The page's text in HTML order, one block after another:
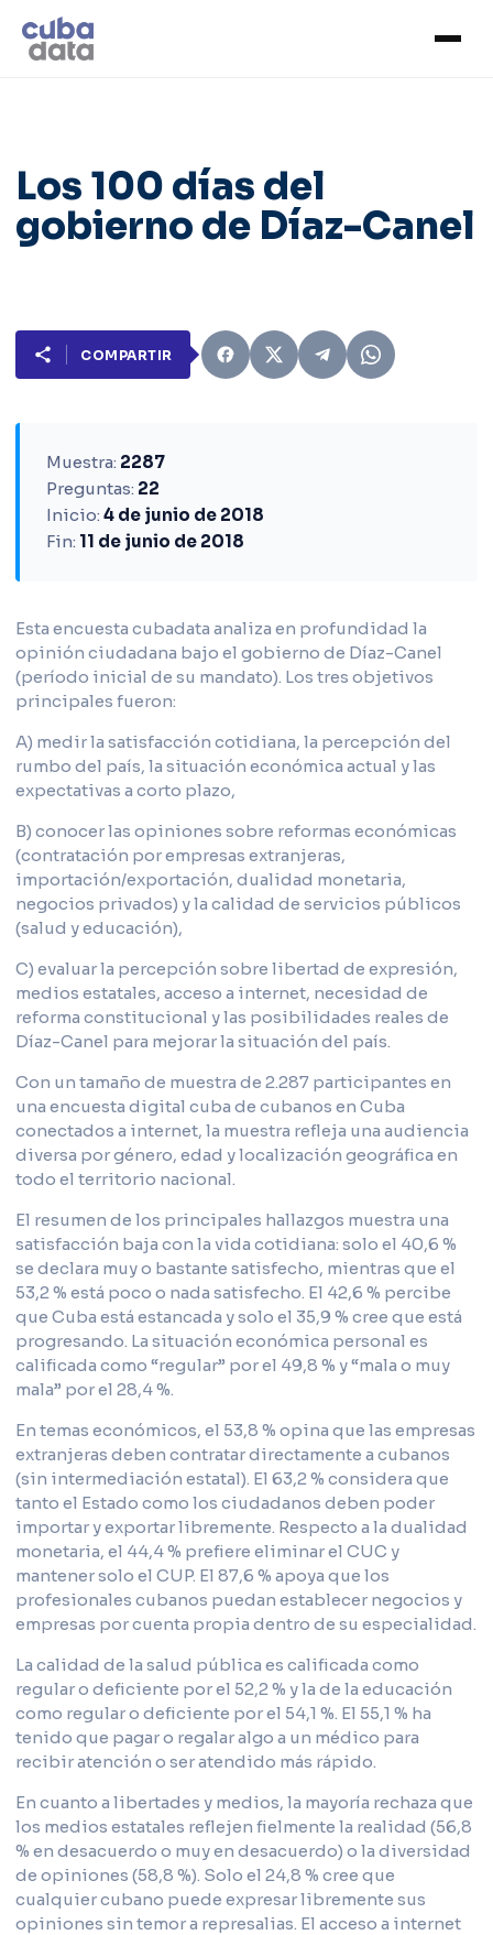
Los 100 días del
gobierno de Díaz-Canel
COMPARTIR
Muestra: 2287
Preguntas: 22
Inicio: 4 de junio de 2018
Fin: 11 de junio de 2018
Esta encuesta cubadata analiza en profundidad la
opinión ciudadana bajo el gobierno de Díaz-Canel
(período inicial de su mandato). Los tres objetivos
principales fueron:
A) medir la satisfacción cotidiana, la percepción del
rumbo del país, la situación económica actual y las
expectativas a corto plazo,
B) conocer las opiniones sobre reformas económicas
(contratación por empresas extranjeras,
importación/exportación, dualidad monetaria,
negocios privados) y la calidad de servicios públicos
(salud y educación),
C) evaluar la percepción sobre libertad de expresión,
medios estatales, acceso a internet, necesidad de
reforma constitucional y las posibilidades reales de
Díaz-Canel para mejorar la situación del país.
Con un tamaño de muestra de 2.287 participantes en
una encuesta digital cuba de cubanos en Cuba
conectados a internet, la muestra refleja una audiencia
diversa por género, edad y localización geográfica en
todo el territorio nacional.
El resumen de los principales hallazgos muestra una
satisfacción baja con la vida cotidiana: solo el 40,6 %
se declara muy o bastante satisfecho, mientras que el
53,2 % está poco o nada satisfecho. El 42,6 % percibe
que Cuba está estancada y solo el 35,9 % cree que está
progresando. La situación económica personal es
calificada como “regular” por el 49,8 % y “mala o muy
mala” por el 28,4 %.
En temas económicos, el 53,8 % opina que las empresas
extranjeras deben contratar directamente a cubanos
(sin intermediación estatal). El 63,2 % considera que
tanto el Estado como los ciudadanos deben poder
importar y exportar libremente. Respecto a la dualidad
monetaria, el 44,4 % prefiere eliminar el CUC y
mantener solo el CUP. El 87,6 % apoya que los
profesionales cubanos puedan establecer negocios y
empresas por cuenta propia dentro de su especialidad.
La calidad de la salud pública es calificada como
regular o deficiente por el 52,2 % y la de la educación
como regular o deficiente por el 54,1 %. El 55,1 % ha
tenido que pagar o regalar algo a un médico para
recibir atención o ser atendido más rápido.
En cuanto a libertades y medios, la mayoría rechaza que
los medios estatales reflejen fielmente la realidad (56,8
% en desacuerdo o muy en desacuerdo) o la diversidad
de opiniones (58,8 %). Solo el 24,8 % cree que
cualquier cubano puede expresar libremente sus
opiniones sin temor a represalias. El acceso a internet